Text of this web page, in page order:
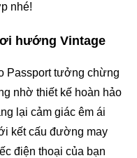
nhé!
hướng Vintage
Passport tưởng chừng
nhờ thiết kế hoàn hảo
lại cảm giác êm ái
kết cấu đường may
điện thoại của bạn